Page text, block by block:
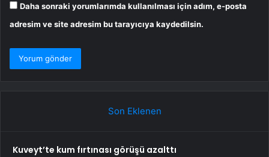
Daha sonraki yorumlarımda kullanılması için adım, e-posta
adresim ve site adresim bu tarayıcıya kaydedilsin.
Son Eklenen
Kuveyt’te kum fırtınası görüşü azalttı